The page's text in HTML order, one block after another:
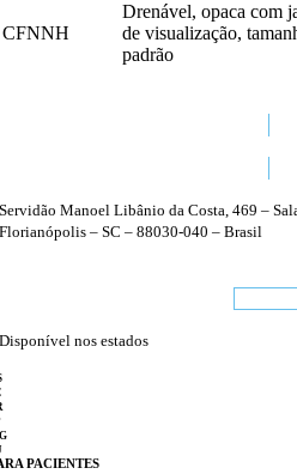
CFNNH
Drenável, opaca com
de visualização,
padrão
Servidão Manoel Libânio da Costa, 469 –
Florianópolis – SC – 88030-040 – Brasil
Disponível nos estados
PACIENTES